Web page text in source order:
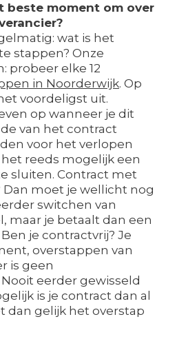
beste moment om over
wat is het
stappen? Onze
probeer elke 12
in Noorderwijk. Op
voordeligst uit.
op wanneer je dit
van het contract
voor het verlopen
reeds mogelijk een
sluiten. Contract met
moet je wellicht nog
switchen van
maar je betaalt dan een
je contractvrij? Je
overstappen van
is geen
eerder gewisseld
is je contract dan al
dan gelijk het overstap